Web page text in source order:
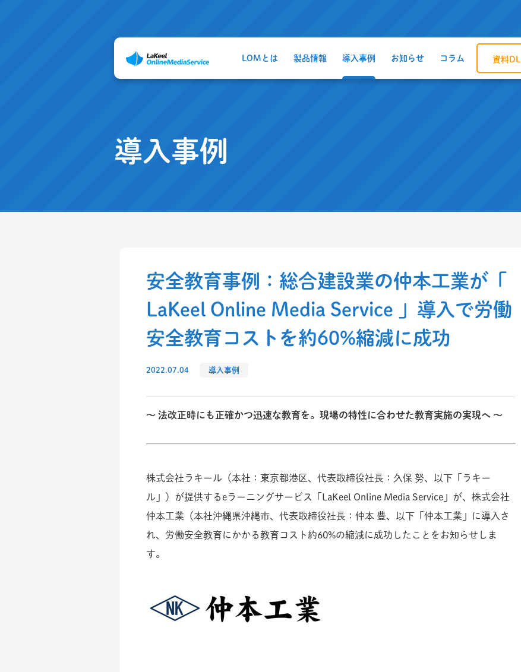
LOMとは 製品情報 導入事例 お知らせ コラム 資料DL
導入事例
安全教育事例：総合建設業の仲本工業が「
LaKeel Online Media Service 」導入で労働
安全教育コストを約60%縮減に成功
2022.07.04 導入事例
～ 法改正時にも正確かつ迅速な教育を。現場の特性に合わせた教育実施の実現へ ～
株式会社ラキール（本社：東京都港区、代表取締役社長：久保 努、以下「ラキー
ル」）が提供するeラーニングサービス「LaKeel Online Media Service」が、株式会社
仲本工業（本社沖縄県沖縄市、代表取締役社長：仲本 豊、以下「仲本工業」に導入さ
れ、労働安全教育にかかる教育コスト約60%の縮減に成功したことをお知らせしま
す。